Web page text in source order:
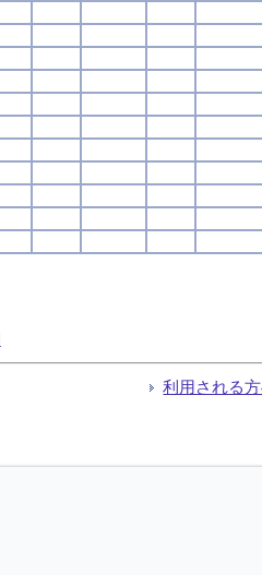
利用される